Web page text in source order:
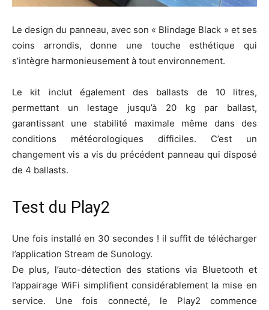
Le design du panneau, avec son « Blindage Black » et ses
coins arrondis, donne une touche esthétique qui
s’intègre harmonieusement à tout environnement.
Le kit inclut également des ballasts de 10 litres,
permettant un lestage jusqu’à 20 kg par ballast,
garantissant une stabilité maximale même dans des
conditions météorologiques difficiles. C’est un
changement vis a vis du précédent panneau qui disposé
de 4 ballasts.
Test du Play2
Une fois installé en 30 secondes ! il suffit de télécharger
l’application Stream de Sunology.
De plus, l’auto-détection des stations via Bluetooth et
l’appairage WiFi simplifient considérablement la mise en
service. Une fois connecté, le Play2 commence